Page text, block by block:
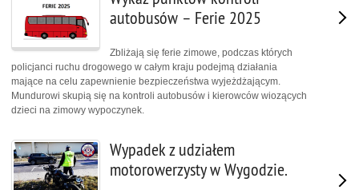
autobusów – Ferie 2025
Zbliżają się ferie zimowe, podczas których
policjanci ruchu drogowego w całym kraju podejmą działania
mające na celu zapewnienie bezpieczeństwa wyjeżdżającym.
Mundurowi skupią się na kontroli autobusów i kierowców wiozących
dzieci na zimowy wypoczynek.
Wypadek z udziałem
motorowerzysty w Wygodzie.